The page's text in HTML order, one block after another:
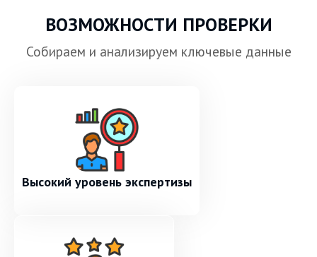
ВОЗМОЖНОСТИ ПРОВЕРКИ
Собираем и анализируем ключевые данные
Высокий уровень экспертизы